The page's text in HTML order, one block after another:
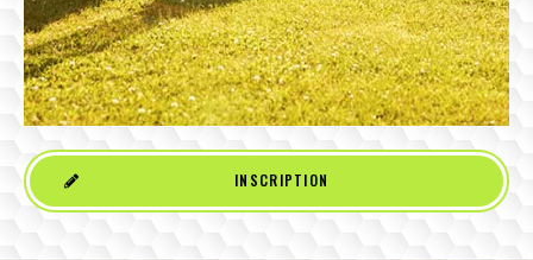
INSCRIPTION